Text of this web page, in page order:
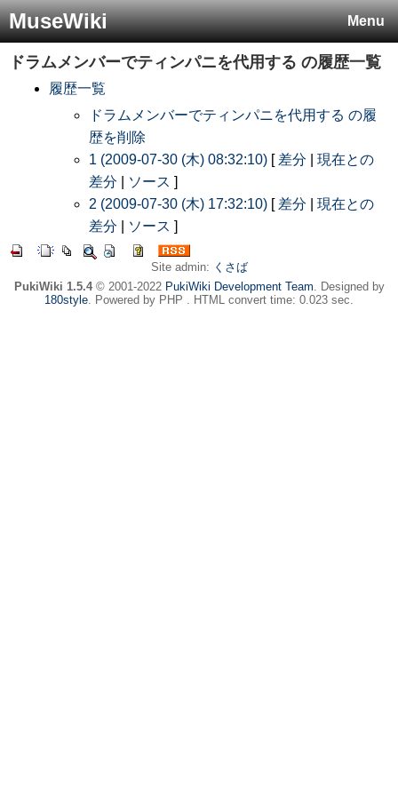
Menu
MuseWiki
ドラムメンバーでティンパニを代用する の履歴一覧
履歴一覧
ドラムメンバーでティンパニを代用する の履
歴を削除
1 (2009-07-30 (木) 08:32:10) [ 差分
現在との
差分
ソース ]
2 (2009-07-30 (木) 17:32:10) [ 差分
現在との
差分
ソース ]
Site admin: くさば
PukiWiki 1.5.4© 2001-2022 PukiWiki Development Team. Designed by
180style. Powered by PHP . HTML convert time: 0.023 sec.